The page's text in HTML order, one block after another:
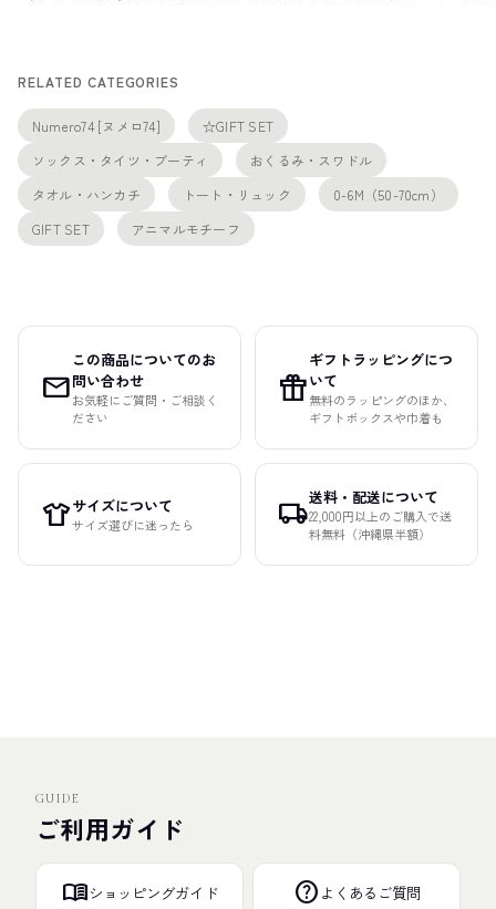
RELATED CATEGORIES
Numero74 [ヌメロ74]
☆GIFT SET
ソックス・タイツ・ブーティ
おくるみ・スワドル
タオル・ハンカチ
トート・リュック
0-6M（50-70cm）
GIFT SET
アニマルモチーフ
mail
この商品についてのお
問い合わせ
お気軽にご質問・ご相談く
ださい
featured_seasonal_and_gifts
ギフトラッピングにつ
いて
無料のラッピングのほか、
ギフトボックスや巾着も
apparelサイズについて
サイズ選びに迷ったら local_shipping送料・配送について
22,000円以上のご購入で送
料無料（沖縄県半額）
GUIDE
ご利用ガイド
menu_bookショッピングガイド help よくあるご質問